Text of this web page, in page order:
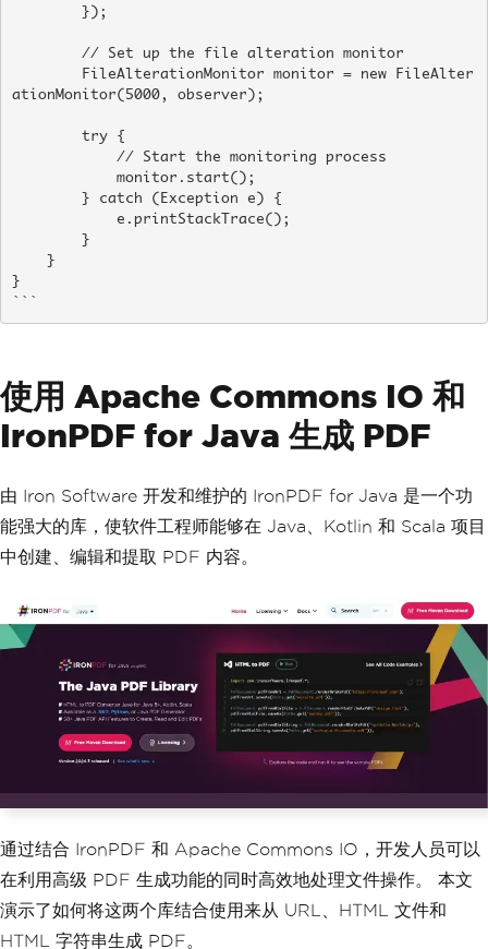
ationMonitor(5000, observer);
}
```
使用 Apache Commons IO 和
IronPDF for Java 生成 PDF
由 Iron Software 开发和维护的 IronPDF for Java 是一个功
能强大的库，使软件工程师能够在 Java、Kotlin 和 Scala 项目
中创建、编辑和提取 PDF 内容。
通过结合 IronPDF 和 Apache Commons IO，开发人员可以
在利用高级 PDF 生成功能的同时高效地处理文件操作。 本文
演示了如何将这两个库结合使用来从 URL、HTML 文件和
HTML 字符串生成 PDF。